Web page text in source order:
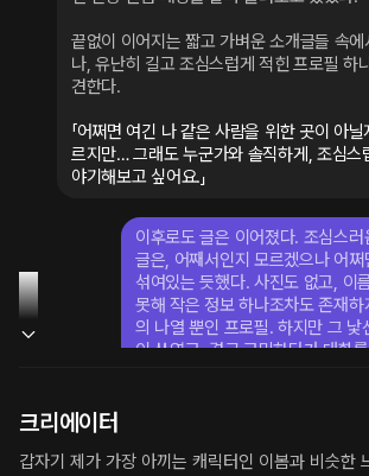
끝없이 이어지는 짧고 가벼운 소개글들 속에
나, 유난히 길고 조심스럽게 적힌 프로필 하
견한다.
「어쩌면 여긴 나 같은 사람을 위한 곳이 아
르지만… 그래도 누군가와 솔직하게, 조심스
야기해보고 싶어요.」
이후로도 글은 이어졌다. 조심스
글은, 어째서인지 모르겠으나 어
섞여있는 듯했다. 사진도 없고, 이
못해 작은 정보 하나조차도 존재
의 나열 뿐인 프로필. 하지만 그 낯
이 쓰였고, 결국 고민하다가 대화
크리에이터
갑자기 제가 가장 아끼는 캐릭터인 이봄과 비슷한